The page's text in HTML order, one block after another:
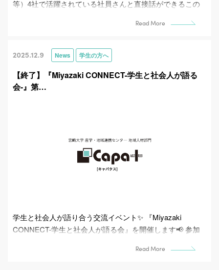
等）4社で活躍されている社員さんと直接話ができるこの
Read More
2025.12.9 News 学生の方へ
【終了】『Miyazaki CONNECT-学生と社会人が語る
会-』第…
学生と社会人が語り合う交流イベント✨ 『Miyazaki
CONNECT-学生と社会人が語る会』を開催します📢 参加
Read More